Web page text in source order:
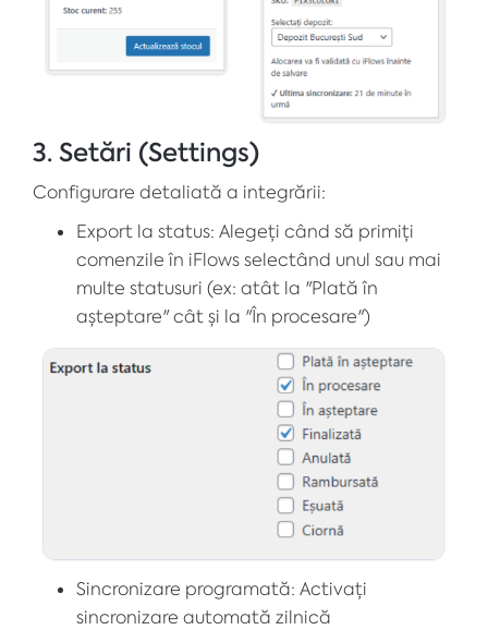
3. Setări (Settings)
Configurare detaliată a integrării:
Export la status: Alegeți când să primiți
comenzile în iFlows selectând unul sau mai
multe statusuri (ex: atât la "Plată în
așteptare" cât și la "În procesare")
Sincronizare programată: Activați
sincronizare automată zilnică